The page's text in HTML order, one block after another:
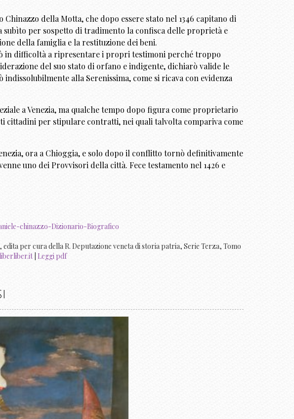
della Motta, che dopo essere stato nel 1346 capitano di
subìto per sospetto di tradimento la confisca delle proprietà e
della famiglia e la restituzione dei beni.
in difficoltà a ripresentare i propri testimoni perché troppo
del suo stato di orfano e indigente, dichiarò valide le
alla Serenissima, come si ricava con evidenza
a Venezia, ma qualche tempo dopo figura come proprietario
cittadini per stipulare contratti, nei quali talvolta compariva come
ora a Chioggia, e solo dopo il conflitto tornò definitivamente
uno dei Provvisori della città. Fece testamento nel 1426 e
chinazzo-Dizionario-Biografico
, edita per cura della R. Deputazione veneta di storia patria, Serie Terza, Tomo
| Leggi pdf